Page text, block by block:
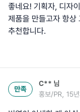
좋네요! 기획자, 디자
제품을 만들고자 항상
추천합니다.
만족
C** 님
홍보/PR, 15